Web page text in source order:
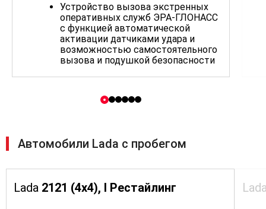
Устройство вызова экстренных
оперативных служб ЭРА-ГЛОНАСС
с функцией автоматической
активации датчиками удара и
возможностью самостоятельного
вызова и подушкой безопасности
система тормозов с электронным
Экологический класс Евро 5
консоли
Воздушный фильтр салона
Автомобили Lada с пробегом
Lada 2121 (4x4), I Рестайлинг